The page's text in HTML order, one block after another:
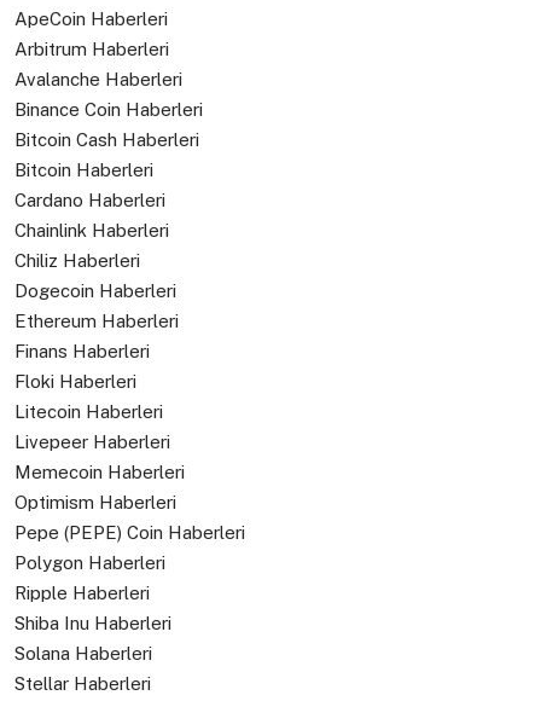
ApeCoin Haberleri
Arbitrum Haberleri
Avalanche Haberleri
Binance Coin Haberleri
Bitcoin Cash Haberleri
Bitcoin Haberleri
Cardano Haberleri
Chainlink Haberleri
Chiliz Haberleri
Dogecoin Haberleri
Ethereum Haberleri
Finans Haberleri
Floki Haberleri
Litecoin Haberleri
Livepeer Haberleri
Memecoin Haberleri
Optimism Haberleri
Pepe (PEPE) Coin Haberleri
Polygon Haberleri
Ripple Haberleri
Shiba Inu Haberleri
Solana Haberleri
Stellar Haberleri